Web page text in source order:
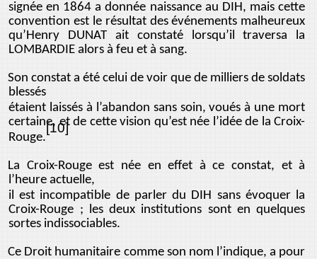
signée en 1864 a donnée naissance au DIH, mais cette
convention est le résultat des événements malheureux
qu’Henry DUNAT ait constaté lorsqu’il traversa la
LOMBARDIE alors à feu et à sang.
Son constat a été celui de voir que de milliers de soldats
blessés
étaient laissés à l’abandon sans soin, voués à une mort
certaine, et de cette vision qu’est née l’idée de la Croix-
Rouge.
[10]
La Croix-Rouge est née en effet à ce constat, et à
l’heure actuelle,
il est incompatible de parler du DIH sans évoquer la
Croix-Rouge ; les deux institutions sont en quelques
sortes indissociables.
Ce Droit humanitaire comme son nom l’indique, a pour